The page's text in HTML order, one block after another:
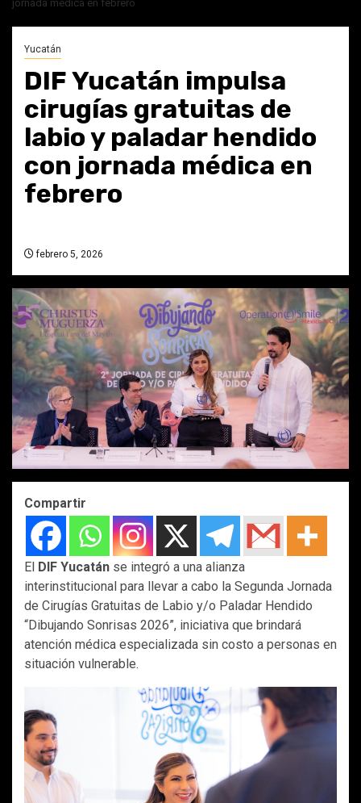
jornada médica en febrero
Yucatán
DIF Yucatán impulsa
cirugías gratuitas de
labio y paladar hendido
con jornada médica en
febrero
febrero 5, 2026
Compartir
El DIF Yucatán se integró a una alianza
interinstitucional para llevar a cabo la Segunda Jornada
de Cirugías Gratuitas de Labio y/o Paladar Hendido
“Dibujando Sonrisas 2026”, iniciativa que brindará
atención médica especializada sin costo a personas en
situación vulnerable.